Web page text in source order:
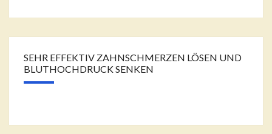
SEHR EFFEKTIV ZAHNSCHMERZEN LÖSEN UND
BLUTHOCHDRUCK SENKEN